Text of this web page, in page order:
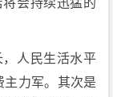
会持续迅猛的
，人民生活水平
主力军。其次是